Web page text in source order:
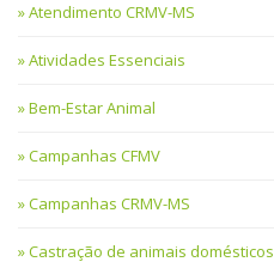
Atendimento CRMV-MS
Atividades Essenciais
Bem-Estar Animal
Campanhas CFMV
Campanhas CRMV-MS
Castração de animais domésticos